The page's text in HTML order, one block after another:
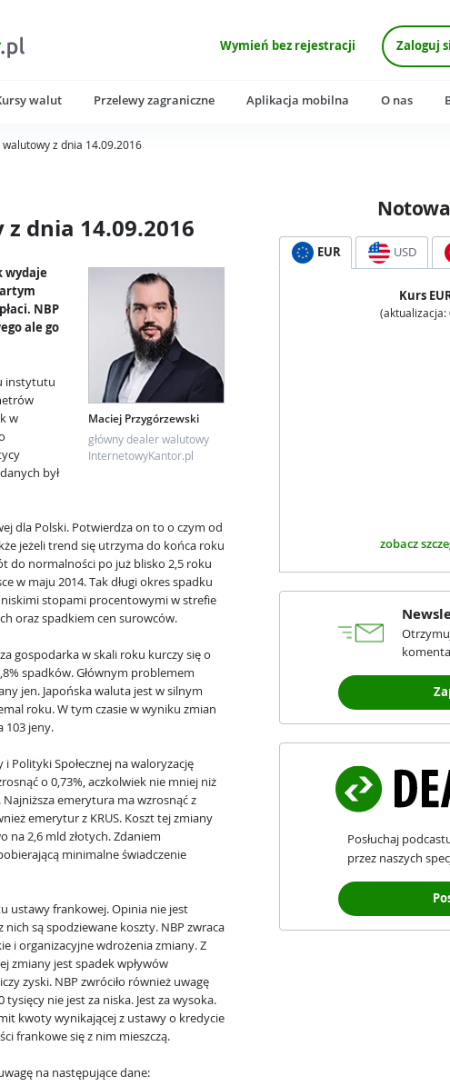
Wymień bez rejestracji Zaloguj
walut Przelewy zagraniczne Aplikacja mobilna O nas
z dnia 14.09.2016
dnia 14.09.2016
Maciej Przygórzewski
główny dealer walutowy
InternetowyKantor.pl
wydaje
NBP
ale go
instytutu
w
był
dla Polski. Potwierdza on to o czym od
jeżeli trend się utrzyma do końca roku
do normalności po już blisko 2,5 roku
w maju 2014. Tak długi okres spadku
stopami procentowymi w strefie
oraz spadkiem cen surowców.
gospodarka w skali roku kurczy się o
spadków. Głównym problemem
jen. Japońska waluta jest w silnym
roku. W tym czasie w wyniku zmian
103 jeny.
Polityki Społecznej na waloryzację
o 0,73%, aczkolwiek nie mniej niż
emerytura ma wzrosnąć z
emerytur z KRUS. Koszt tej zmiany
na 2,6 mld złotych. Zdaniem
minimalne świadczenie
ustawy frankowej. Opinia nie jest
są spodziewane koszty. NBP zwraca
i organizacyjne wdrożenia zmiany. Z
zmiany jest spadek wpływów
zyski. NBP zwróciło również uwagę
nie jest za niska. Jest za wysoka.
kwoty wynikającej z ustawy o kredycie
frankowe się z nim mieszczą.
na następujące dane:
EUR USD
Kurs
(aktualizacja:
zobacz
Posłuchaj
przez naszych